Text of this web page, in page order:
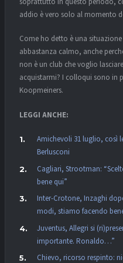
addio è vero solo al momento
Come ho detto è una situazione
abbastanza calmo, anche
non è un club che voglio
acquistarmi? I colloqui sono in
Koopmeiners.
LEGGI ANCHE:
Amichevoli 31 luglio, così
Berlusconi
Cagliari, Strootman:
bene qui”
Inter-Crotone, Inzaghi
modi, stiamo facendo
Juventus, Allegri si
importante. Ronaldo…”
Chievo, ricorso respinto: